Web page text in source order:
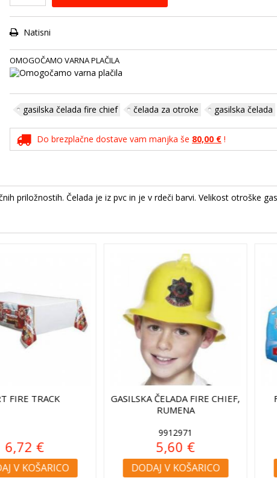
Natisni
OMOGOČAMO VARNA PLAČILA
gasilska čelada fire chief čelada za otroke gasilska čelada
Do brezplačne dostave vam manjka še 80,00 €!
priložnostih. Čelada je iz pvc in je v rdeči barvi. Velikost otroške
CHIEF,
FOLIJA BALON GASILSKO
DODAJ V KOŠARICO
FOLIJA
DODAJ